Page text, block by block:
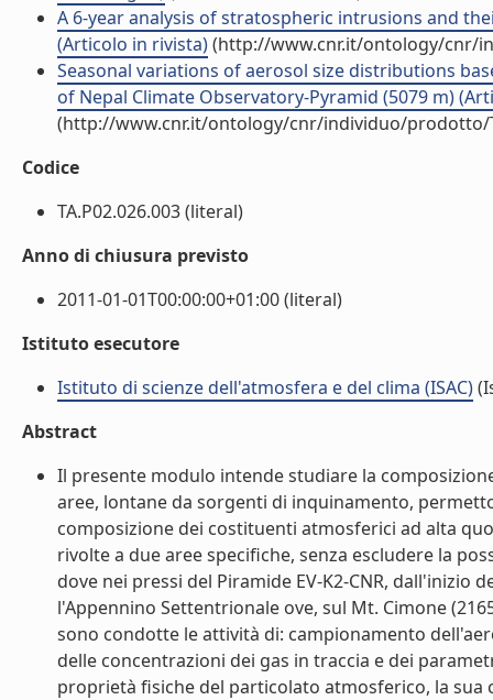
A 6-year analysis of stratospheric intrusions and
(Articolo in rivista)(http://www.cnr.it/ontology/cnr/
Seasonal variations of aerosol size distributions
of Nepal Climate Observatory-Pyramid (5079 m)
(http://www.cnr.it/ontology/cnr/individuo/prodotto/
Codice
TA.P02.026.003 (literal)
Anno di chiusura previsto
2011-01-01T00:00:00+01:00 (literal)
Istituto esecutore
Istituto di scienze dell'atmosfera e del clima (ISAC)
Abstract
Il presente modulo intende studiare la
aree, lontane da sorgenti di inquinamento,
composizione dei costituenti atmosferici ad alta
rivolte a due aree specifiche, senza escludere la
dove nei pressi del Piramide EV-K2-CNR, dall'inizio
l'Appennino Settentrionale ove, sul Mt. Cimone
sono condotte le attività di: campionamento
delle concentrazioni dei gas in traccia e dei
proprietà fisiche del particolato atmosferico, la